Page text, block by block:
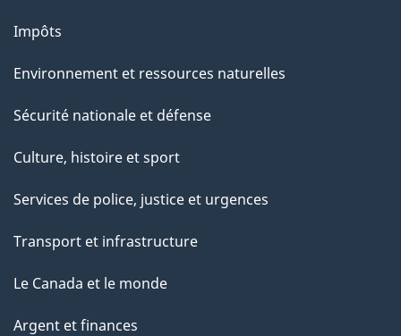
Impôts
Environnement et ressources naturelles
Sécurité nationale et défense
Culture, histoire et sport
Services de police, justice et urgences
Transport et infrastructure
Le Canada et le monde
Argent et finances